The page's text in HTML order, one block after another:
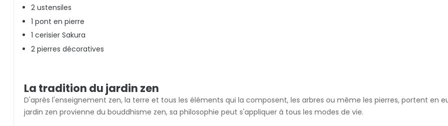
2 ustensiles
1 pont en pierre
1 cerisier Sakura
2 pierres décoratives
La tradition du jardin zen
D'après l'enseignement zen, la terre et tous les éléments qui la composent, les arbres ou même les pierres, portent en
jardin zen provienne du bouddhisme zen, sa philosophie peut s'appliquer à tous les modes de vie.